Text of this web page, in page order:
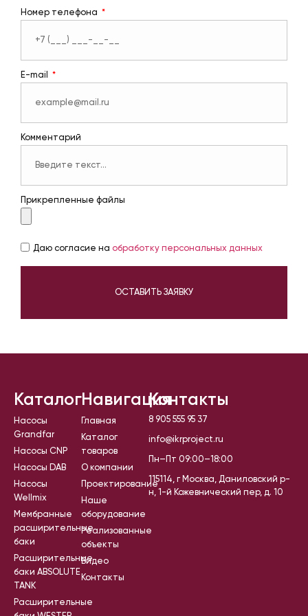
Номер телефона
E-mail
Комментарий
Прикрепленные файлы
Даю согласие на обработку персональных данных
ОСТАВИТЬ ЗАЯВКУ
Каталог
Насосы
Grandfar
Насосы CNP
Насосы DAB
Насосы
Wellmix
Мембранные
расширительные
баки
Расширительные
баки ABSOLUTE
TANK
Расширительные
Навигация
Главная
Каталог
товаров
О компании
Проектирование
Наше
оборудование
Реализованные
объекты
Видео
Контакты
Контакты
8 905 555 95 37
info@ikrproject.ru
Пн–Пт 09:00–18:00
115114, г Москва, Даниловский р-
н, 1-й Кожевнический пер, д. 10